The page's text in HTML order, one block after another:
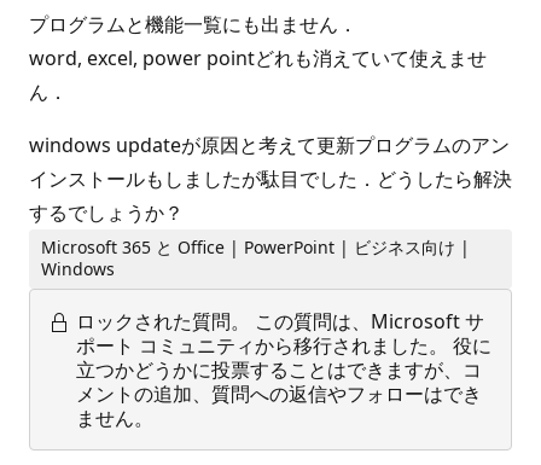
プログラムと機能一覧にも出ません．
word, excel, power pointどれも消えていて使えませ
ん．
windows updateが原因と考えて更新プログラムのアン
インストールもしましたが駄目でした．どうしたら解決
するでしょうか？
Microsoft 365 と Office | PowerPoint | ビジネス向け |
Windows
ロックされた質問。
この質問は、Microsoft サ
ポート コミュニティから移行されました。 役に
立つかどうかに投票することはできますが、コ
メントの追加、質問への返信やフォローはでき
ません。